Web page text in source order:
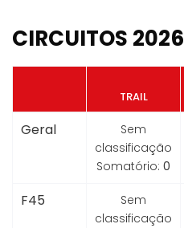
CIRCUITOS 2026
TRAIL
Geral
Sem
classificação
Somatório: 0
F45
Sem
classificação